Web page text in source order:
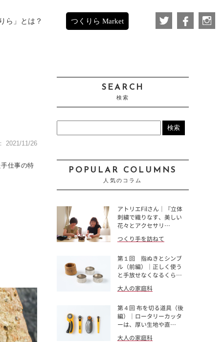
ら」とは？ つくりら Market
2021/11/26
仕事の特
SEARCH
検索
POPULAR COLUMNS
人気のコラム
アトリエFilさん｜『立体
刺繍で織りなす、美しい
花々とアクセサリ…
つくり手を訪ねて
第１回 指ぬきとシンブ
ル（前編）｜正しく使う
と手放せなくなるくら…
大人の家庭科
第４回 布を切る道具（後
編）｜ロータリーカッタ
ーは、厚い生地や直…
大人の家庭科